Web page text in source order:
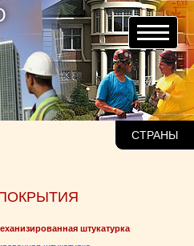
СТРАНЫ
штукатурка